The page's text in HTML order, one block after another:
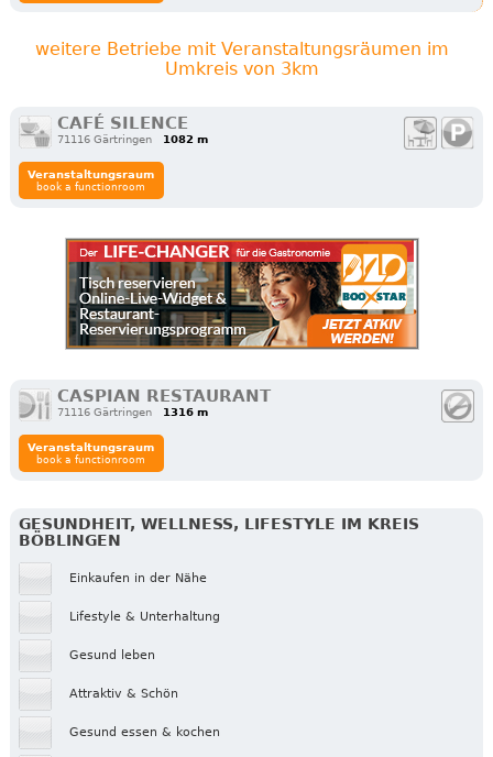
weitere Betriebe mit Veranstaltungsräumen im
Umkreis von 3km
CAFÉ SILENCE
71116 Gärtringen 1082 m
Veranstaltungsraum
book a functionroom
CASPIAN RESTAURANT
71116 Gärtringen 1316 m
Veranstaltungsraum
book a functionroom
GESUNDHEIT, WELLNESS, LIFESTYLE IM KREIS
BÖBLINGEN
Einkaufen in der Nähe
Lifestyle & Unterhaltung
Gesund leben
Attraktiv & Schön
Gesund essen & kochen